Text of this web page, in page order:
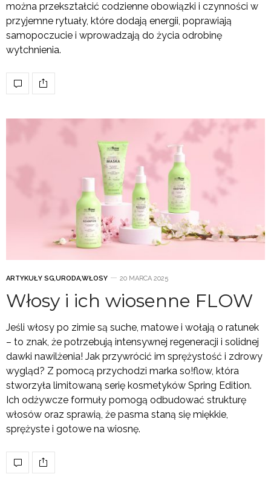
można przekształcić codzienne obowiązki i czynności w
przyjemne rytuały, które dodają energii, poprawiają
samopoczucie i wprowadzają do życia odrobinę
wytchnienia.
ARTYKUŁY SG,URODA,WŁOSY 20 MARCA 2025
Włosy i ich wiosenne FLOW
Jeśli włosy po zimie są suche, matowe i wołają o ratunek
– to znak, że potrzebują intensywnej regeneracji i solidnej
dawki nawilżenia! Jak przywrócić im sprężystość i zdrowy
wygląd? Z pomocą przychodzi marka so!flow, która
stworzyła limitowaną serię kosmetyków Spring Edition.
Ich odżywcze formuły pomogą odbudować strukturę
włosów oraz sprawią, że pasma staną się miękkie,
sprężyste i gotowe na wiosnę.